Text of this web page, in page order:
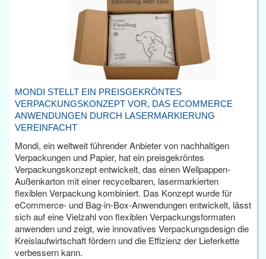
MONDI STELLT EIN PREISGEKRÖNTES
VERPACKUNGSKONZEPT VOR, DAS ECOMMERCE
ANWENDUNGEN DURCH LASERMARKIERUNG
VEREINFACHT
Mondi, ein weltweit führender Anbieter von nachhaltigen
Verpackungen und Papier, hat ein preisgekröntes
Verpackungskonzept entwickelt, das einen Wellpappen-
Außenkarton mit einer recycelbaren, lasermarkierten
flexiblen Verpackung kombiniert. Das Konzept wurde für
eCommerce- und Bag-in-Box-Anwendungen entwickelt, lässt
sich auf eine Vielzahl von flexiblen Verpackungsformaten
anwenden und zeigt, wie innovatives Verpackungsdesign die
Kreislaufwirtschaft fördern und die Effizienz der Lieferkette
verbessern kann.